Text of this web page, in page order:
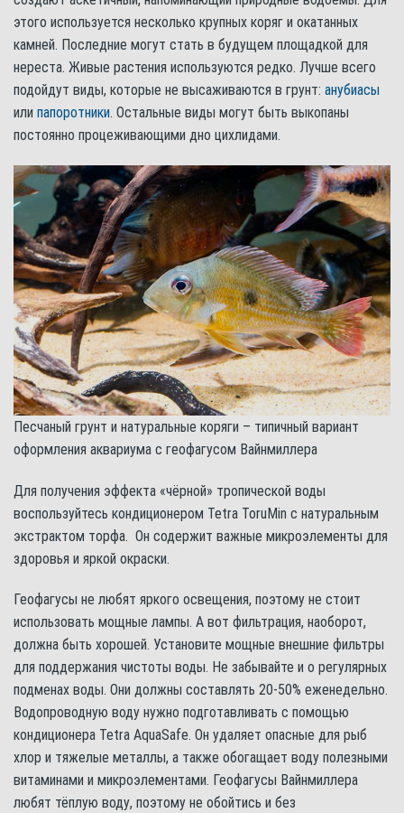
этого используется несколько крупных коряг и окатанных
камней. Последние могут стать в будущем площадкой для
нереста. Живые растения используются редко. Лучше всего
подойдут виды, которые не высаживаются в грунт: анубиасы
или папоротники. Остальные виды могут быть выкопаны
постоянно процеживающими дно цихлидами.
Песчаный грунт и натуральные коряги – типичный вариант
оформления аквариума с геофагусом Вайнмиллера
Для получения эффекта «чёрной» тропической воды
воспользуйтесь кондиционером Tetra ToruMin с натуральным
экстрактом торфа. Он содержит важные микроэлементы для
здоровья и яркой окраски.
Геофагусы не любят яркого освещения, поэтому не стоит
использовать мощные лампы. А вот фильтрация, наоборот,
должна быть хорошей. Установите мощные внешние фильтры
для поддержания чистоты воды. Не забывайте и о регулярных
подменах воды. Они должны составлять 20-50% еженедельно.
Водопроводную воду нужно подготавливать с помощью
кондиционера Tetra AquaSafe. Он удаляет опасные для рыб
хлор и тяжелые металлы, а также обогащает воду полезными
витаминами и микроэлементами. Геофагусы Вайнмиллера
любят тёплую воду, поэтому не обойтись и без